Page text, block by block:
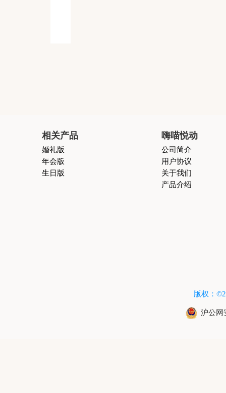
相关产品
婚礼版
年会版
生日版
嗨喵悦动
公司简介
用户协议
关于我们
产品介绍
版权：
沪公网